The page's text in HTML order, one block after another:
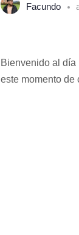
Facundo
Bienvenido al día
este momento de